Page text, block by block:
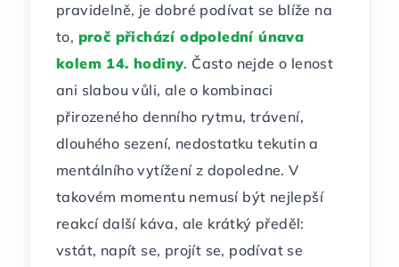
pravidelně, je dobré podívat se blíže na
to, proč přichází odpolední únava
kolem 14. hodiny. Často nejde o lenost
ani slabou vůli, ale o kombinaci
přirozeného denního rytmu, trávení,
dlouhého sezení, nedostatku tekutin a
mentálního vytížení z dopoledne. V
takovém momentu nemusí být nejlepší
reakcí další káva, ale krátký předěl:
vstát, napít se, projít se, podívat se